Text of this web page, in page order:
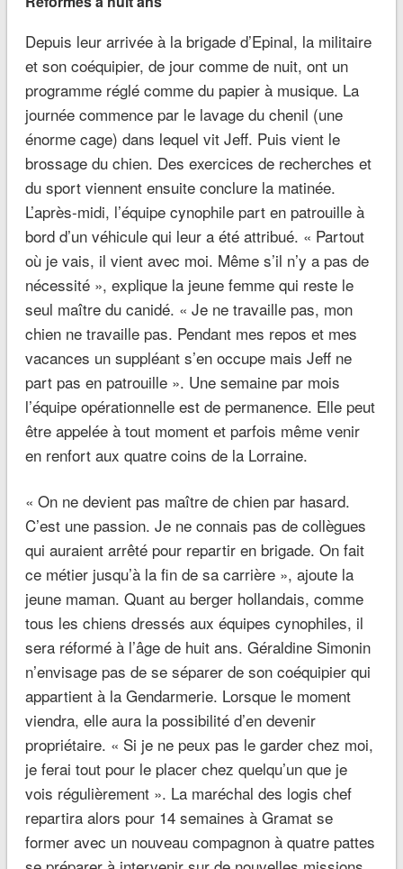
Depuis leur arrivée à la brigade d’Epinal, la militaire
et son coéquipier, de jour comme de nuit, ont un
programme réglé comme du papier à musique. La
journée commence par le lavage du chenil (une
énorme cage) dans lequel vit Jeff. Puis vient le
brossage du chien. Des exercices de recherches et
du sport viennent ensuite conclure la matinée.
L’après-midi, l’équipe cynophile part en patrouille à
bord d’un véhicule qui leur a été attribué. « Partout
où je vais, il vient avec moi. Même s’il n’y a pas de
nécessité », explique la jeune femme qui reste le
seul maître du canidé. « Je ne travaille pas, mon
chien ne travaille pas. Pendant mes repos et mes
vacances un suppléant s’en occupe mais Jeff ne
part pas en patrouille ». Une semaine par mois
l’équipe opérationnelle est de permanence. Elle peut
être appelée à tout moment et parfois même venir
en renfort aux quatre coins de la Lorraine.
« On ne devient pas maître de chien par hasard.
C’est une passion. Je ne connais pas de collègues
qui auraient arrêté pour repartir en brigade. On fait
ce métier jusqu’à la fin de sa carrière », ajoute la
jeune maman. Quant au berger hollandais, comme
tous les chiens dressés aux équipes cynophiles, il
sera réformé à l’âge de huit ans. Géraldine Simonin
n’envisage pas de se séparer de son coéquipier qui
appartient à la Gendarmerie. Lorsque le moment
viendra, elle aura la possibilité d’en devenir
propriétaire. « Si je ne peux pas le garder chez moi,
je ferai tout pour le placer chez quelqu’un que je
vois régulièrement ». La maréchal des logis chef
repartira alors pour 14 semaines à Gramat se
former avec un nouveau compagnon à quatre pattes